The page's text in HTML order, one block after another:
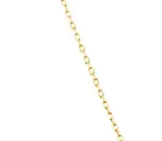
#ペア
#刻印可